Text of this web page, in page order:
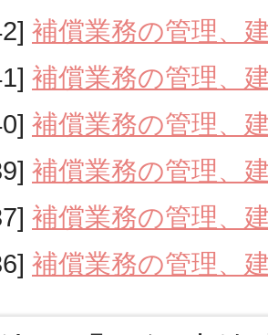
補償業務の管理、
補償業務の管理、
補償業務の管理、
補償業務の管理、
補償業務の管理、
補償業務の管理、